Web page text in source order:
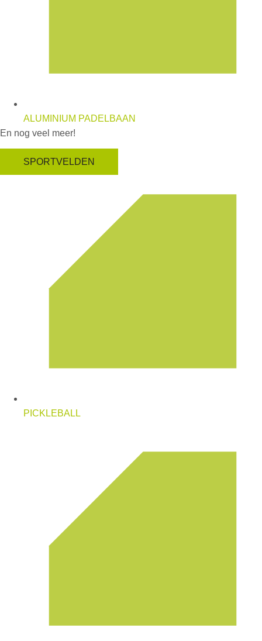
ALUMINIUM PADELBAAN
En nog veel meer!
SPORTVELDEN
PICKLEBALL